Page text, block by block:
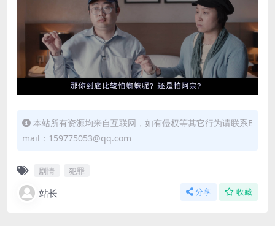
本站所有资源均来自互联网，如有侵权等其它行为请联系E
mail：159775053@qq.com
剧情 犯罪
站长 分享 收藏